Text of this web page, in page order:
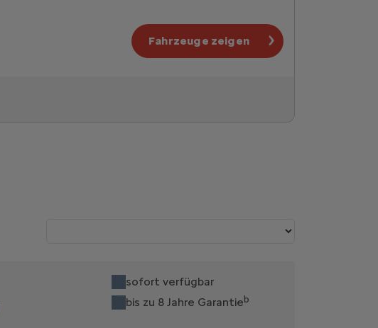
Fahrzeuge zeigen
sofort verfügbar
bis zu 8 Jahre Garantieb